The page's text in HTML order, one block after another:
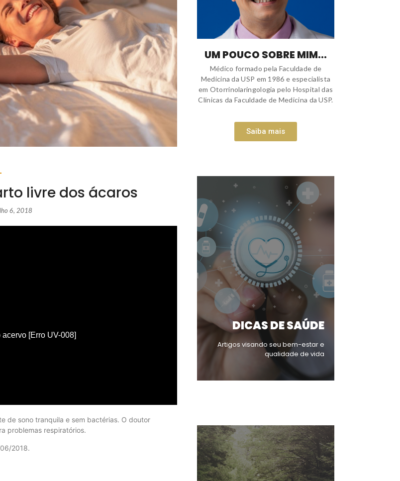
livre dos ácaros
6, 2018
de sono tranquila e sem bactérias. O doutor
problemas respiratórios.
2018.
UM POUCO SOBRE MIM...
Médico formado pela Faculdade de
Medicina da USP em 1986 e especialista
em Otorrinolaringologia pelo Hospital das
Clínicas da Faculdade de Medicina da USP.
Saiba mais
DICAS DE SAÚDE
Artigos visando seu bem-estar e
qualidade de vida